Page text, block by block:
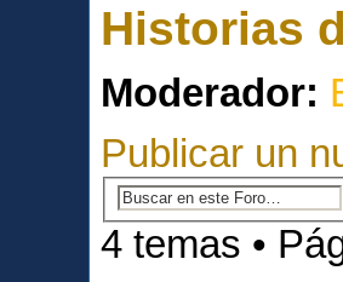
Historias
Moderador:
Publicar un
4 temas •